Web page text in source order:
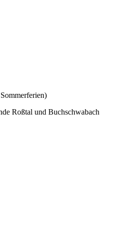
Roßtal und Buchschwabach